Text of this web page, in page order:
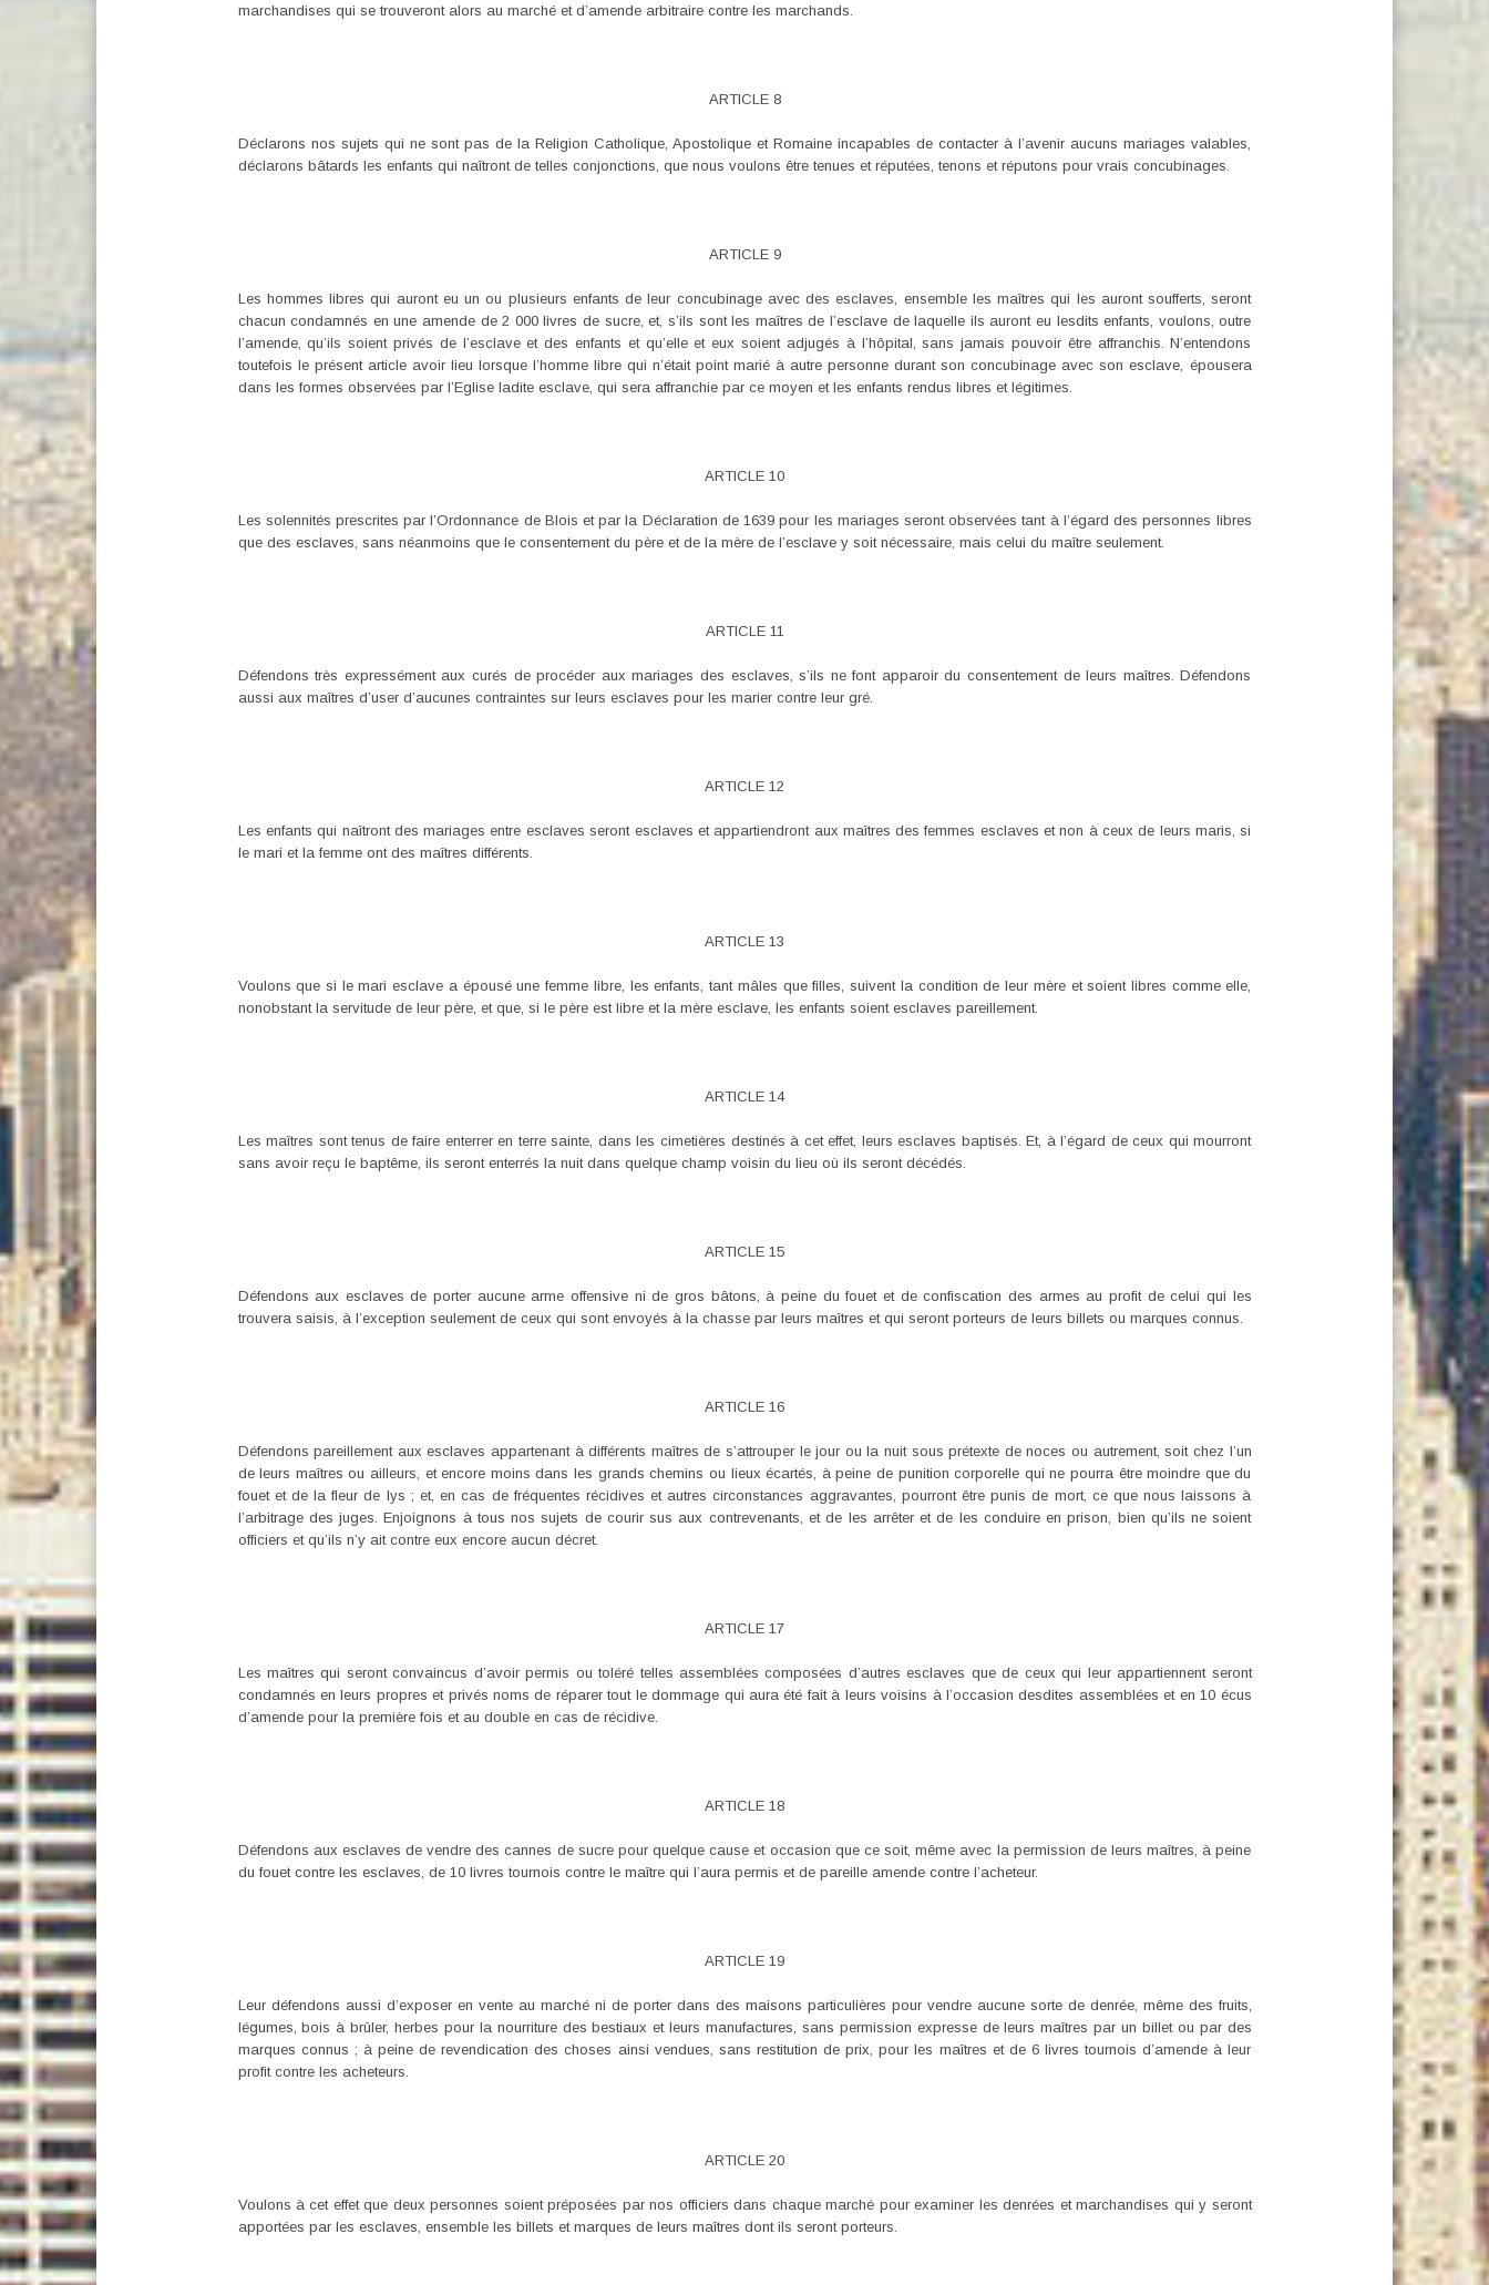
marchandises qui se trouveront alors au marché et d’amende arbitraire contre les marchands.
ARTICLE 8
Déclarons nos sujets qui ne sont pas de la Religion Catholique, Apostolique et Romaine incapables de contacter à l’avenir aucuns mariages valables,
déclarons bâtards les enfants qui naîtront de telles conjonctions, que nous voulons être tenues et réputées, tenons et réputons pour vrais concubinages.
ARTICLE 9
Les hommes libres qui auront eu un ou plusieurs enfants de leur concubinage avec des esclaves, ensemble les maîtres qui les auront soufferts, seront
chacun condamnés en une amende de 2 000 livres de sucre, et, s’ils sont les maîtres de l’esclave de laquelle ils auront eu lesdits enfants, voulons, outre
l’amende, qu’ils soient privés de l’esclave et des enfants et qu’elle et eux soient adjugés à l’hôpital, sans jamais pouvoir être affranchis. N’entendons
toutefois le présent article avoir lieu lorsque l’homme libre qui n’était point marié à autre personne durant son concubinage avec son esclave, épousera
dans les formes observées par l’Eglise ladite esclave, qui sera affranchie par ce moyen et les enfants rendus libres et légitimes.
ARTICLE 10
Les solennités prescrites par l’Ordonnance de Blois et par la Déclaration de 1639 pour les mariages seront observées tant à l’égard des personnes libres
que des esclaves, sans néanmoins que le consentement du père et de la mère de l’esclave y soit nécessaire, mais celui du maître seulement.
ARTICLE 11
Défendons très expressément aux curés de procéder aux mariages des esclaves, s’ils ne font apparoir du consentement de leurs maîtres. Défendons
aussi aux maîtres d’user d’aucunes contraintes sur leurs esclaves pour les marier contre leur gré.
ARTICLE 12
Les enfants qui naîtront des mariages entre esclaves seront esclaves et appartiendront aux maîtres des femmes esclaves et non à ceux de leurs maris, si
le mari et la femme ont des maîtres différents.
ARTICLE 13
Voulons que si le mari esclave a épousé une femme libre, les enfants, tant mâles que filles, suivent la condition de leur mère et soient libres comme elle,
nonobstant la servitude de leur père, et que, si le père est libre et la mère esclave, les enfants soient esclaves pareillement.
ARTICLE 14
Les maîtres sont tenus de faire enterrer en terre sainte, dans les cimetières destinés à cet effet, leurs esclaves baptisés. Et, à l’égard de ceux qui mourront
sans avoir reçu le baptême, ils seront enterrés la nuit dans quelque champ voisin du lieu où ils seront décédés.
ARTICLE 15
Défendons aux esclaves de porter aucune arme offensive ni de gros bâtons, à peine du fouet et de confiscation des armes au profit de celui qui les
trouvera saisis, à l’exception seulement de ceux qui sont envoyés à la chasse par leurs maîtres et qui seront porteurs de leurs billets ou marques connus.
ARTICLE 16
Défendons pareillement aux esclaves appartenant à différents maîtres de s’attrouper le jour ou la nuit sous prétexte de noces ou autrement, soit chez l’un
de leurs maîtres ou ailleurs, et encore moins dans les grands chemins ou lieux écartés, à peine de punition corporelle qui ne pourra être moindre que du
fouet et de la fleur de lys ; et, en cas de fréquentes récidives et autres circonstances aggravantes, pourront être punis de mort, ce que nous laissons à
l’arbitrage des juges. Enjoignons à tous nos sujets de courir sus aux contrevenants, et de les arrêter et de les conduire en prison, bien qu’ils ne soient
officiers et qu’ils n’y ait contre eux encore aucun décret.
ARTICLE 17
Les maîtres qui seront convaincus d’avoir permis ou toléré telles assemblées composées d’autres esclaves que de ceux qui leur appartiennent seront
condamnés en leurs propres et privés noms de réparer tout le dommage qui aura été fait à leurs voisins à l’occasion desdites assemblées et en 10 écus
d’amende pour la première fois et au double en cas de récidive.
ARTICLE 18
Défendons aux esclaves de vendre des cannes de sucre pour quelque cause et occasion que ce soit, même avec la permission de leurs maîtres, à peine
du fouet contre les esclaves, de 10 livres tournois contre le maître qui l’aura permis et de pareille amende contre l’acheteur.
ARTICLE 19
Leur défendons aussi d’exposer en vente au marché ni de porter dans des maisons particulières pour vendre aucune sorte de denrée, même des fruits,
légumes, bois à brûler, herbes pour la nourriture des bestiaux et leurs manufactures, sans permission expresse de leurs maîtres par un billet ou par des
marques connus ; à peine de revendication des choses ainsi vendues, sans restitution de prix, pour les maîtres et de 6 livres tournois d’amende à leur
profit contre les acheteurs.
ARTICLE 20
Voulons à cet effet que deux personnes soient préposées par nos officiers dans chaque marché pour examiner les denrées et marchandises qui y seront
apportées par les esclaves, ensemble les billets et marques de leurs maîtres dont ils seront porteurs.